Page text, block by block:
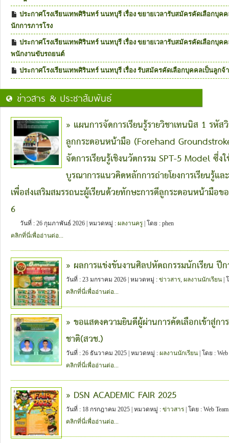
ประกาศโรงเรียนเทพศิรินทร์ นนทบุรี เรื่อง ขยายเวลารับสมัครคัดเลือกบุค
นักการภารโรง
ประกาศโรงเรียนเทพศิรินทร์ นนทบุรี เรื่อง ขยายเวลารับสมัครคัดเลือกบุค
พนักงานขับรถยนต์
ประกาศโรงเรียนเทพศิรินทร์ นนทบุรี เรื่อง รับสมัครคัดเลือกบุคคลเป็นลูกจ้
ข่าวสาร & ประชาสัมพันธ์
» แผนการจัดการเรียนรู้รายวิชาเทนนิส 1 รหั
ลูกกระดอนหน้ามือ (Forehand
จัดการเรียนรู้เชิงนวัตกรรม SPT-5 Model ซึ่
บูรณาการแนวคิดหลักการถ่ายโยงการเรียนรู้แ
เพื่อส่งเสริมสมรรถนะผู้เรียนด้วยทักษะการตีลูกระดอนหน้ามือ
6
วันที่ : 26 กุมภาพันธ์ 2026 | หมวดหมู่ : ผลงานครู | โดย : phen
คลิกที่นี่เพื่ออ่านต่อ...
» ผลการแข่งขันงานศิลปหัตถกรรมนักเรียน ปี
วันที่ : 23 มกราคม 2026 | หมวดหมู่ : ข่าวสาร, ผลงานนักเรียน |
คลิกที่นี่เพื่ออ่านต่อ...
» ขอแสดงความยินดีผู้ผ่านการคัดเลือกเข้าสู่ก
ชาติ(สวช.)
วันที่ : 26 ธันวาคม 2025 | หมวดหมู่ : ผลงานนักเรียน | โดย : Web
คลิกที่นี่เพื่ออ่านต่อ...
» DSN ACADEMIC FAIR 2025
วันที่ : 18 กรกฎาคม 2025 | หมวดหมู่ : ข่าวสาร | โดย : Web
คลิกที่นี่เพื่ออ่านต่อ...